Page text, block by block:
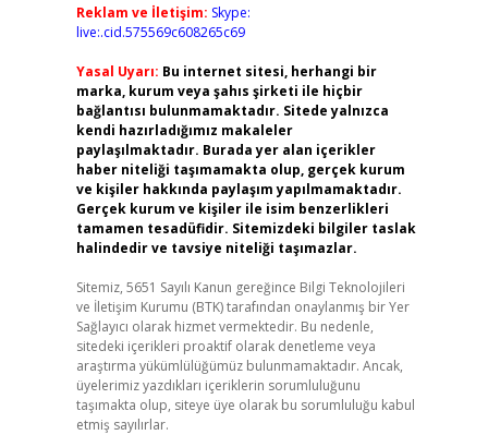
Reklam ve İletişim: Skype:
live:.cid.575569c608265c69
Yasal Uyarı: Bu internet sitesi, herhangi bir
marka, kurum veya şahıs şirketi ile hiçbir
bağlantısı bulunmamaktadır. Sitede yalnızca
kendi hazırladığımız makaleler
paylaşılmaktadır. Burada yer alan içerikler
haber niteliği taşımamakta olup, gerçek kurum
ve kişiler hakkında paylaşım yapılmamaktadır.
Gerçek kurum ve kişiler ile isim benzerlikleri
tamamen tesadüfidir. Sitemizdeki bilgiler taslak
halindedir ve tavsiye niteliği taşımazlar.
Sitemiz, 5651 Sayılı Kanun gereğince Bilgi Teknolojileri
ve İletişim Kurumu (BTK) tarafından onaylanmış bir Yer
Sağlayıcı olarak hizmet vermektedir. Bu nedenle,
sitedeki içerikleri proaktif olarak denetleme veya
araştırma yükümlülüğümüz bulunmamaktadır. Ancak,
üyelerimiz yazdıkları içeriklerin sorumluluğunu
taşımakta olup, siteye üye olarak bu sorumluluğu kabul
etmiş sayılırlar.